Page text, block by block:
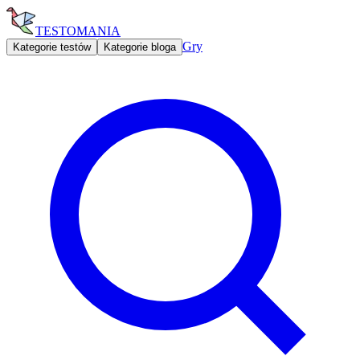
TESTOMANIA
Kategorie testów Kategorie bloga Gry